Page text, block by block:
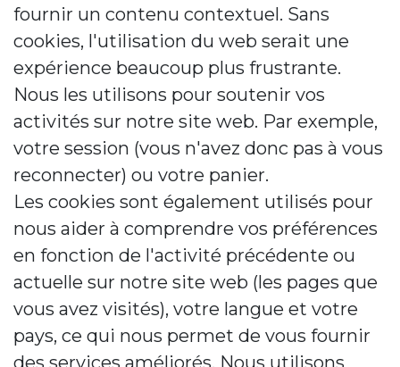
fournir un contenu contextuel. Sans
cookies, l'utilisation du web serait une
expérience beaucoup plus frustrante.
Nous les utilisons pour soutenir vos
activités sur notre site web. Par exemple,
votre session (vous n'avez donc pas à vous
reconnecter) ou votre panier.
Les cookies sont également utilisés pour
nous aider à comprendre vos préférences
en fonction de l'activité précédente ou
actuelle sur notre site web (les pages que
vous avez visités), votre langue et votre
pays, ce qui nous permet de vous fournir
des services améliorés. Nous utilisons